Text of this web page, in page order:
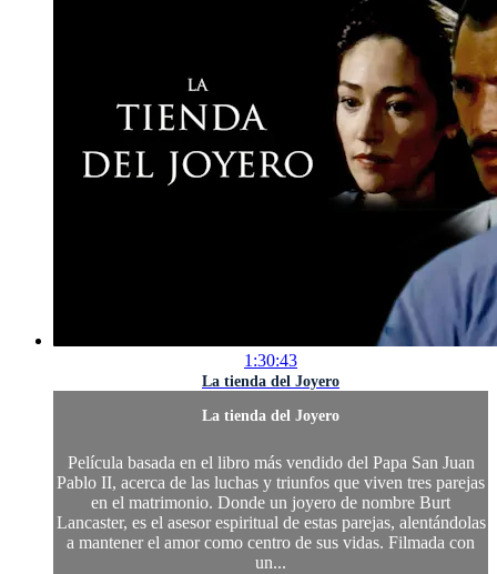
1:30:43
La tienda del Joyero
La tienda del Joyero
Película basada en el libro más vendido del Papa San Juan
Pablo II, acerca de las luchas y triunfos que viven tres parejas
en el matrimonio. Donde un joyero de nombre Burt
Lancaster, es el asesor espiritual de estas parejas, alentándolas
a mantener el amor como centro de sus vidas. Filmada con
un...